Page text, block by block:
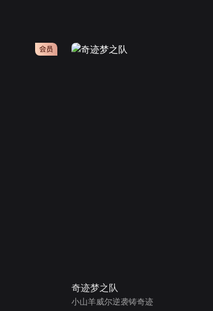
奇迹梦之队
小山羊威尔逆袭铸奇迹